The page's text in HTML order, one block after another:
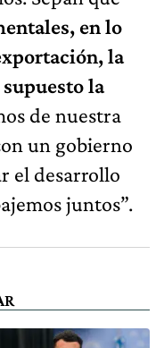
en lo
la
la
de nuestra
un gobierno
el desarrollo
juntos”.